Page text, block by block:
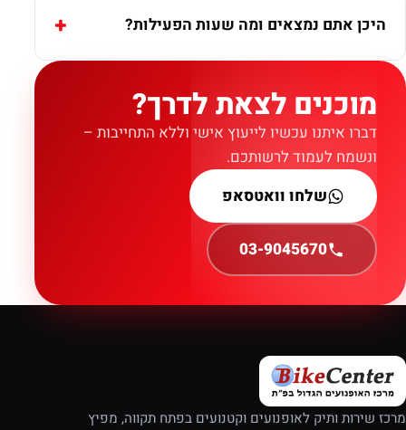
היכן אתם נמצאים ומה שעות הפעילות?
מוכנים לצאת לדרך?
דברו איתנו עכשיו לייעוץ אישי וללא התחייבות –
ונשמח לעמוד לרשותכם.
שלחו וואטסאפ
03-9045670
מרכז שירות ותיק לאופנועים וקטנועים בפתח תקווה, מפיץ